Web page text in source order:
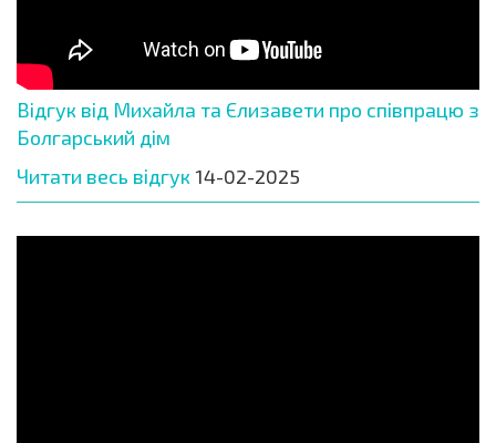
Відгук від Михайла та Єлизавети про співпрацю з
Болгарський дім
Читати весь відгук 14-02-2025